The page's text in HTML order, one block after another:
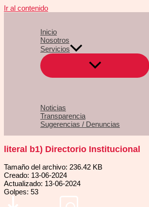
Ir al contenido
Inicio
Nosotros
Servicios
Noticias
Transparencia
Sugerencias / Denuncias
literal b1) Directorio Institucional
Tamaño del archivo: 236.42 KB
Creado: 13-06-2024
Actualizado: 13-06-2024
Golpes: 53